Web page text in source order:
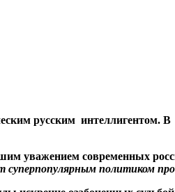
русским интеллигентом. В
уважением современных
суперпопулярным политиком